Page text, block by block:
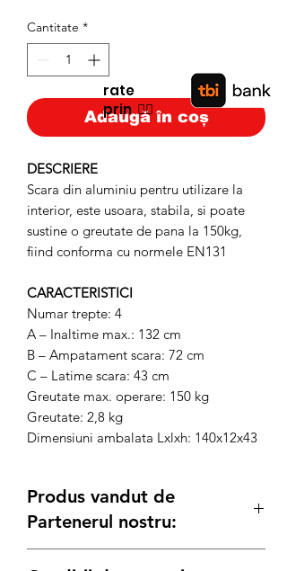
Cantitate *
Adaugă în coș
DESCRIERE
Scara din aluminiu pentru utilizare la
interior, este usoara, stabila, si poate
sustine o greutate de pana la 150kg,
fiind conforma cu normele EN131
CARACTERISTICI
Numar trepte: 4
A – Inaltime max.: 132 cm
B – Ampatament scara: 72 cm
C – Latime scara: 43 cm
Greutate max. operare: 150 kg
Greutate: 2,8 kg
Dimensiuni ambalata Lxlxh: 140x12x43
Produs vandut de
Partenerul nostru:
rate
prin👉🏿